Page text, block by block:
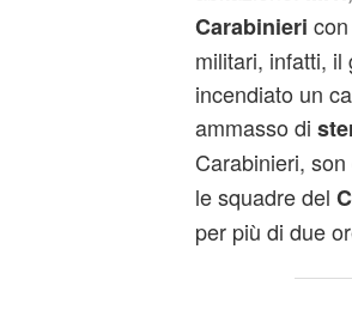
Carabinieri
militari, infatti, il
incendiato un
ammasso di
Carabinieri,
le squadre del
per più di due